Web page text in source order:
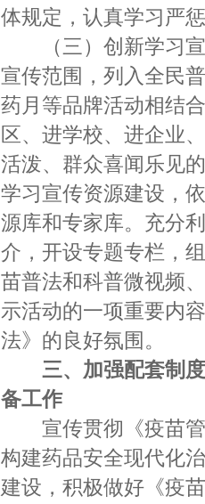
体规定，认真学习严
（三）创新学习宣
宣传范围，列入全民
药月等品牌活动相结
区、进学校、进企业
活泼、群众喜闻乐见
学习宣传资源建设，
源库和专家库。充分
介，开设专题专栏，
苗普法和科普微视频
示活动的一项重要内
法》的良好氛围。
三、加强配套制
备工作
宣传贯彻《疫苗管
构建药品安全现代化
建设，积极做好《疫